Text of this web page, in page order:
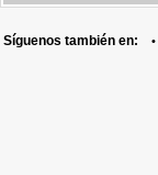
Síguenos también en: •